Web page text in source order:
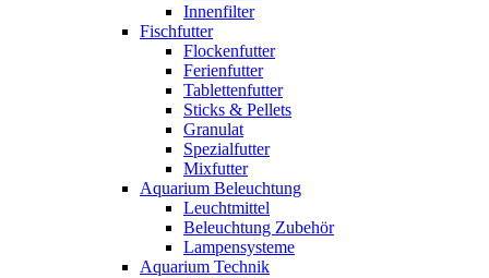
Innenfilter
Fischfutter
Flockenfutter
Ferienfutter
Tablettenfutter
Sticks & Pellets
Granulat
Spezialfutter
Mixfutter
Aquarium Beleuchtung
Leuchtmittel
Beleuchtung Zubehör
Lampensysteme
Aquarium Technik